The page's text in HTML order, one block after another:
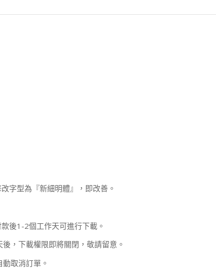
字型為『新細明體』，即改善。
後1-2個工作天可進行下載。
，下載權限即將關閉，敬請留意。
取消訂單。